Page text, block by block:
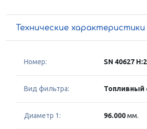
Технические характеристики
Номер: SN 40627
Вид фильтра: Топливный
Диаметр 1: 96.000мм.